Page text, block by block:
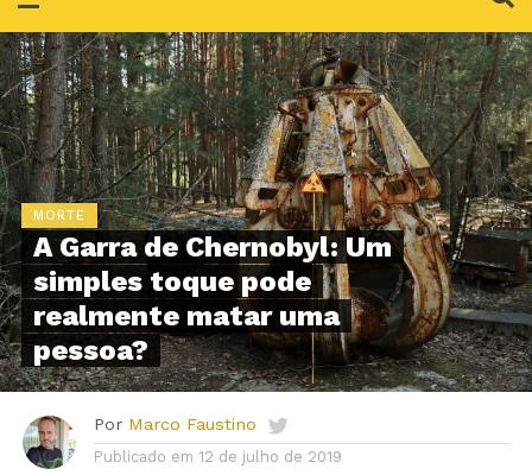
MORTE
A Garra de Chernobyl: Um
simples toque pode
realmente matar uma
pessoa?
Por Marco Faustino
Publicado em 12 de julho de 2019